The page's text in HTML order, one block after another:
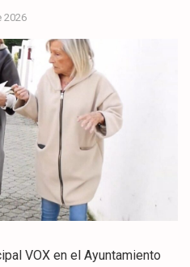
2026
VOX en el Ayuntamiento